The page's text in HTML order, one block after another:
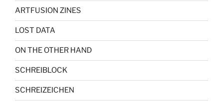
ARTFUSION ZINES
LOST DATA
ON THE OTHER HAND
SCHREIBLOCK
SCHREIZEICHEN